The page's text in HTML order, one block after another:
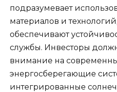
подразумевает
материалов и
обеспечивают
службы. Инвесторы
внимание на
энергосберегающие
интегрированные